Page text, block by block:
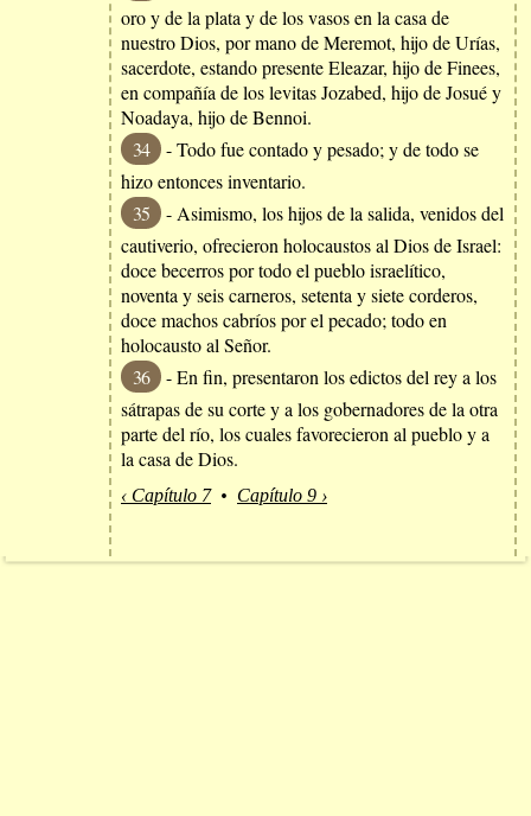
oro y de la plata y de los vasos en la casa de
nuestro Dios, por mano de Meremot, hijo de Urías,
sacerdote, estando presente Eleazar, hijo de Finees,
en compañía de los levitas Jozabed, hijo de Josué y
Noadaya, hijo de Bennoi.
34
- Todo fue contado y pesado; y de todo se
hizo entonces inventario.
35
- Asimismo, los hijos de la salida, venidos del
cautiverio, ofrecieron holocaustos al Dios de Israel:
doce becerros por todo el pueblo israelítico,
noventa y seis carneros, setenta y siete corderos,
doce machos cabríos por el pecado; todo en
holocausto al Señor.
36
- En fin, presentaron los edictos del rey a los
sátrapas de su corte y a los gobernadores de la otra
parte del río, los cuales favorecieron al pueblo y a
la casa de Dios.
‹ Capítulo 7• Capítulo 9 ›